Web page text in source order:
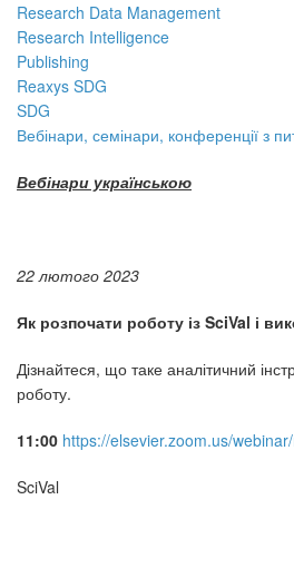
Research Data Management
Research Intelligence
Publishing
Reaxys SDG
SDG
Вебінари, семінари, конференції з
Вебінари українською
22 лютого 2023
Як розпочати роботу із SciVal і
Дізнайтеся, що таке аналітичний
роботу.
11:00 https://elsevier.zoom.us/
SciVal